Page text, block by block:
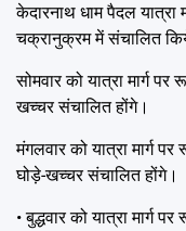
केदारनाथ धाम पैदल यात्रा
चक्रानुक्रम में संचालित
सोमवार को यात्रा मार्ग
खच्चर संचालित होंगे।
मंगलवार को यात्रा मार्ग
घोड़े-खच्चर संचालित होंगे।
• बुद्धवार को यात्रा मार्ग